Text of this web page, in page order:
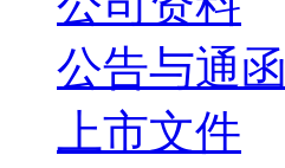
公告与通函
上市文件